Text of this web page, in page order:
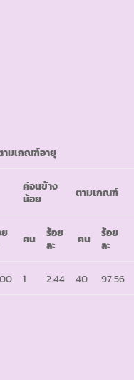
มเกณฑ์อายุ
ค่อนข้าง
น้อย
ตามเกณฑ์
คน
ร้อย
ละ
คน
ร้อย
ละ
1 2.44 40 97.56